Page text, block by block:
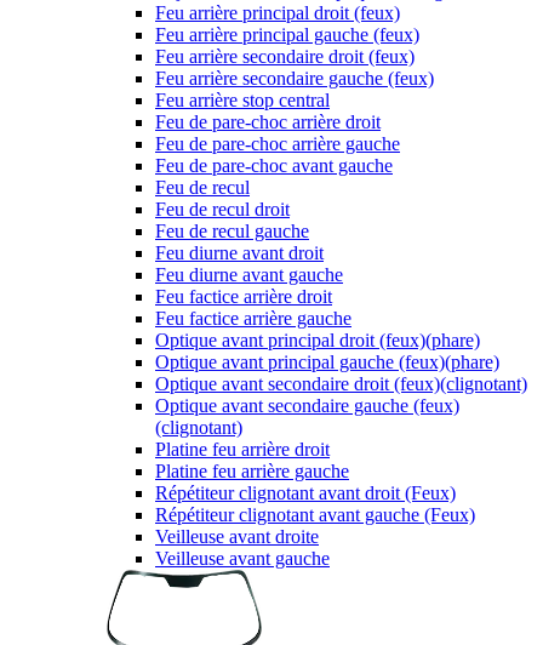
Feu arrière principal droit (feux)
Feu arrière principal gauche (feux)
Feu arrière secondaire droit (feux)
Feu arrière secondaire gauche (feux)
Feu arrière stop central
Feu de pare-choc arrière droit
Feu de pare-choc arrière gauche
Feu de pare-choc avant gauche
Feu de recul
Feu de recul droit
Feu de recul gauche
Feu diurne avant droit
Feu diurne avant gauche
Feu factice arrière droit
Feu factice arrière gauche
Optique avant principal droit (feux)(phare)
Optique avant principal gauche (feux)(phare)
Optique avant secondaire droit (feux)(clignotant)
Optique avant secondaire gauche (feux)
(clignotant)
Platine feu arrière droit
Platine feu arrière gauche
Répétiteur clignotant avant droit (Feux)
Répétiteur clignotant avant gauche (Feux)
Veilleuse avant droite
Veilleuse avant gauche